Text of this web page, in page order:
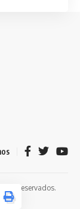
reservados.